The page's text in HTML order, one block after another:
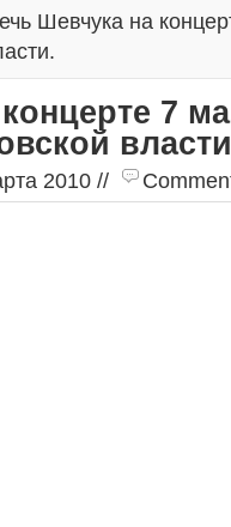
Шевчука на
7
2010 //